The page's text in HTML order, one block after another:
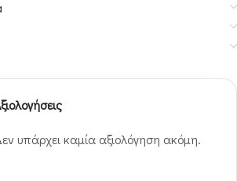
υπάρχει καμία αξιολόγηση ακόμη.